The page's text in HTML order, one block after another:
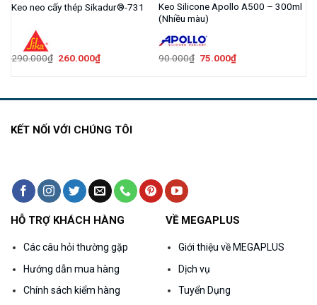
Keo neo cấy thép Sikadur®-731
290.000₫ Giá
260.000₫Giá
Keo Silicone Apollo A500 – 300ml
(Nhiều màu)
90.000₫ Giá
75.000₫Giá
KẾT NỐI VỚI CHÚNG TÔI
HỖ TRỢ KHÁCH HÀNG
Các câu hỏi thường gặp
Hướng dẫn mua hàng
Chính sách kiểm hàng
VỀ MEGAPLUS
Giới thiệu về MEGAPLUS
Dịch vụ
Tuyển Dụng